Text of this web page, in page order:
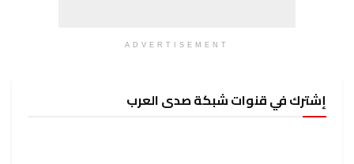
ADVERTISEMENT
إشترك في قنوات شبكة صدى العرب